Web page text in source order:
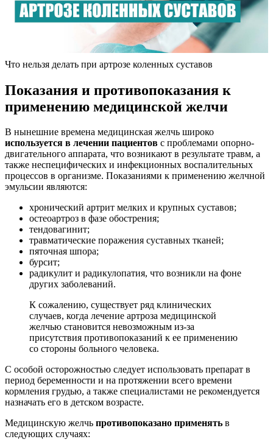
Что нельзя делать при артрозе коленных суставов
Показания и противопоказания к
применению медицинской желчи
В нынешние времена медицинская желчь широко
используется в лечении пациентов с проблемами опорно-
двигательного аппарата, что возникают в результате травм, а
также неспецифических и инфекционных воспалительных
процессов в организме. Показаниями к применению желчной
эмульсии являются:
хронический артрит мелких и крупных суставов;
остеоартроз в фазе обострения;
тендовагинит;
травматические поражения суставных тканей;
пяточная шпора;
бурсит;
радикулит и радикулопатия, что возникли на фоне
других заболеваний.
К сожалению, существует ряд клинических
случаев, когда лечение артроза медицинской
желчью становится невозможным из-за
присутствия противопоказаний к ее применению
со стороны больного человека.
С особой осторожностью следует использовать препарат в
период беременности и на протяжении всего времени
кормления грудью, а также специалистами не рекомендуется
назначать его в детском возрасте.
Медицинскую желчь противопоказано применять в
следующих случаях: